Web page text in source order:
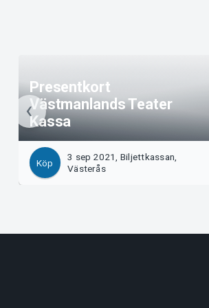
Presentkort
Västmanlands Teater
Kassa
Köp
3 sep 2021, Biljettkassan,
Västerås